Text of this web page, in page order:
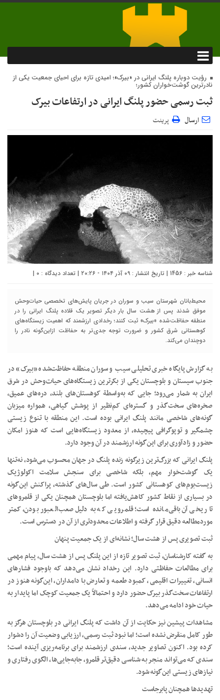
رؤیت دوباره پلنگ ایرانی در «بیرک»؛ امیدی تازه برای احیای جمعیت یکی از
نادرترین گوشت‌خواران کشور؛
ثبت رسمی حضور پلنگ ایرانی در ارتفاعات بیرک
ارسال پرینت
شناسه خبر : 1456 | تاریخ انتشار : ۰۹ آذر ۱۴۰۴ - ۲۰:۲۶ | تعداد دیدگاه : ۰ |
محیط‌بانان شهرستان سیب و سوران در جریان پایش‌های تخصصی حیات‌وحش
موفق شدند پس از هشت سال بار دیگر تصویر یک قلاده پلنگ ایرانی را در
منطقه حفاظت‌شده «بیرک» ثبت کنند؛ رخدادی ارزشمند که اهمیت زیستگاه‌های
کوهستانی شرق کشور و ضرورت توجه جدی‌تر به حفاظت ازاین‌گونه نادر را
دوچندان می‌کند.
به گزارش پایگاه خبری تحلیلی سیب و سوران منطقه حفاظت‌شده «بیرک» در
جنوب سیستان و بلوچستان یکی از بکرترین زیستگاه‌های حیات‌وحش در شرق
ایران به شمار می‌رود؛ جایی که به‌واسطة کوهستان‌های بلند، دره‌های عمیق،
صخره‌های سخت‌گذر و گستره‌ای کم‌نظیر از پوشش گیاهی، همواره میزبان
گونه‌های شاخصی مانند پلنگ ایرانی بوده است. این منطقه با تنوع زیستی
چشمگیر و توپوگرافی پیچیده، از معدود زیستگاه‌هایی است که هنوز امکان
حضور و زادآوری برای این‌گونه ارزشمند در آن وجود دارد.
پلنگ ایرانی که بزرگ‌ترین زیرگونه زنده پلنگ در جهان محسوب می‌شود، نه‌تنها
یک گوشت‌خوار مهم، بلکه شاخصی برای سنجش سلامت اکولوژیک
زیست‌بوم‌های کوهستانی کشور است. طی سال‌های گذشته، پراکنش این‌گونه
در بسیاری از نقاط کشور کاهش‌یافته اما بلوچستان همچنان یکی از قلمروهای
تاریخی آن باقی‌مانده است؛ قلمرویی که به دلیل صعب‌العبور بودن، کمتر
موردمطالعه دقیق قرار گرفته و اطلاعات محدودتری از آن در دسترس است.
ثبت تصویری پس از هشت سال؛ نشانه‌ای از یک جمعیت پنهان
به گفته کارشناسان، ثبت تصویر تازه از این پلنگ پس از هشت سال، پیام مهمی
برای مطالعات حفاظتی دارد. این رخداد نشان می‌دهد که باوجود فشارهای
انسانی، تغییرات اقلیمی، کمبود طعمه و تعارض با دامداران، این‌گونه هنوز در
ارتفاعات سخت‌گذر بیرک حضور دارد و احتمالاً یک جمعیت کوچک اما پایدار به
حیات خود ادامه می‌دهد.
مشاهدات پیشین نیز حکایت از آن داشت که پلنگ ایرانی در بلوچستان هرگز به
طور کامل منقرض نشده است؛ اما نبود ثبت رسمی، ارزیابی وضعیت آن را دشوار
کرده بود. اکنون تصاویر جدید، سندی ارزشمند برای برنامه‌ریزی آینده است؛
سندی که می‌تواند منجر به شناسی دقیق‌تر قلمرو، جابه‌جایی‌ها، الگوی رفتاری و
نیازهای زیستی این‌گونه شود.
تهدیدها همچنان پابرجاست